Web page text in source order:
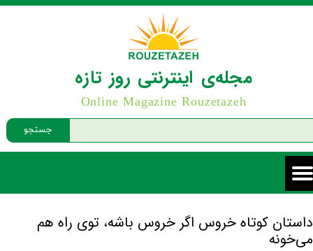
جستجو
مجله‌ی اینترنتی روز تازه
Online Magazine Rouzetazeh
داستان کوتاه خروس اگر خروس باشه، توی راه هم
می‌خونه